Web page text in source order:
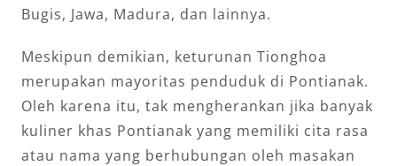
Bugis, Jawa, Madura, dan lainnya.
Meskipun demikian, keturunan Tionghoa
merupakan mayoritas penduduk di Pontianak.
Oleh karena itu, tak mengherankan jika banyak
kuliner khas Pontianak yang memiliki cita rasa
atau nama yang berhubungan oleh masakan